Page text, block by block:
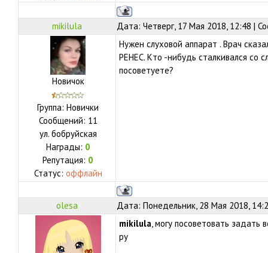
mikilula Дата: Четверг, 17 Мая 2018, 12:48 |
Новичок
Группа: Новички
Сообщений: 11
ул. бобруйская
Награды: 0
Репутация: 0
Статус: оффлайн
Нужен слуховой аппарат . Врач
РЕНЕС. Кто -нибудь сталкивался со
посоветуете?
olesa Дата: Понедельник, 28 Мая 2018,
mikilula, могу посоветовать задать
ру